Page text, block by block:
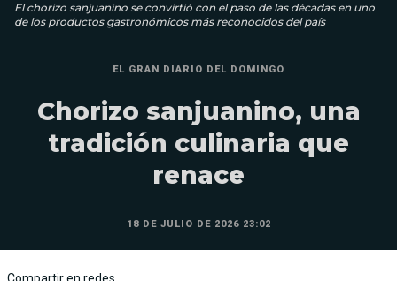
El chorizo sanjuanino se convirtió con el paso de las décadas en uno
de los productos gastronómicos más reconocidos del país
EL GRAN DIARIO DEL DOMINGO
Chorizo sanjuanino, una
tradición culinaria que
renace
18 DE JULIO DE 2026 23:02